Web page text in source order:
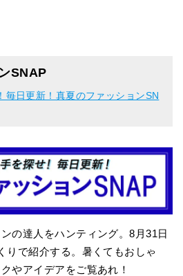
SNAP
毎日更新！真夏のファッションSN
の達人をハンティング。8月31日
りで紹介する。暑くてもおしゃ
やアイデアをご覧あれ！